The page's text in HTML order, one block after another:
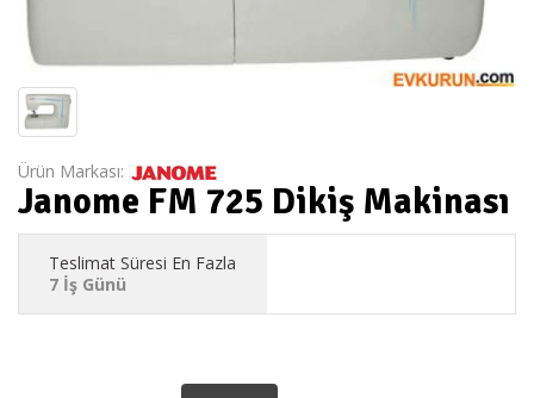
Ürün Markası:
Janome FM 725 Dikiş Makinası
Teslimat Süresi En Fazla
7 İş Günü